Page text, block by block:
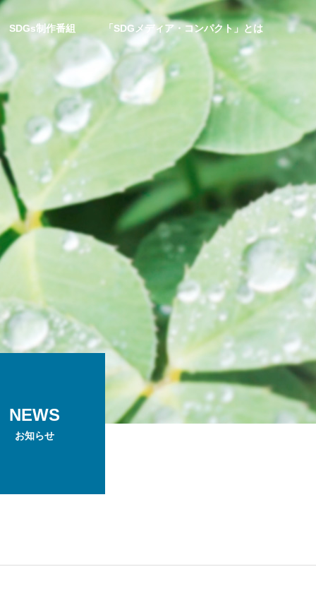
SDGs制作番組 「SDGメディア・コンパクト」とは
NEWS
お知らせ